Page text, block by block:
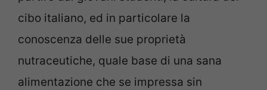
cibo italiano, ed in particolare la
conoscenza delle sue proprietà
nutraceutiche, quale base di una sana
alimentazione che se impressa sin